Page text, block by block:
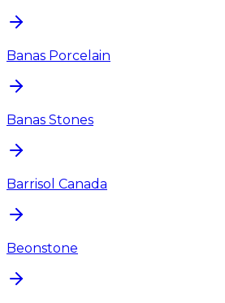
Banas Porcelain
Banas Stones
Barrisol Canada
Beonstone